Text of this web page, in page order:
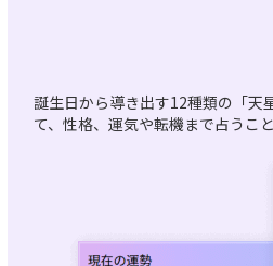
誕生日から導き出す12種類の「天
て、性格、運気や転機まで占うこ